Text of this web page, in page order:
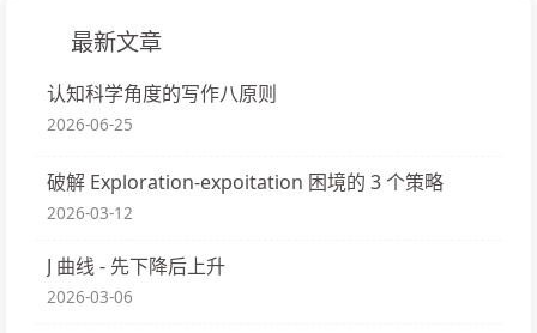
最新文章
认知科学角度的写作八原则
2026-06-25
破解 Exploration-expoitation 困境的 3 个策略
2026-03-12
J 曲线 - 先下降后上升
2026-03-06